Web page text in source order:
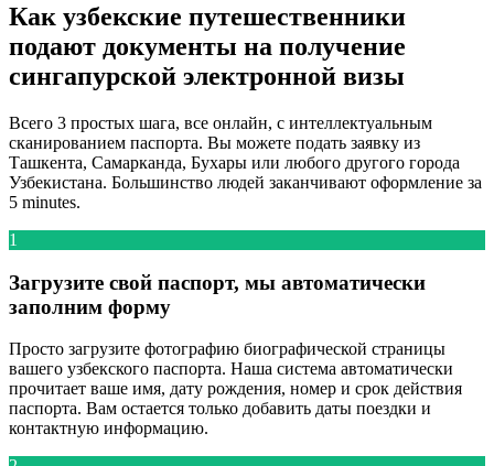
Как узбекские путешественники
подают документы на получение
сингапурской электронной визы
Всего 3 простых шага, все онлайн, с интеллектуальным
сканированием паспорта. Вы можете подать заявку из
Ташкента, Самарканда, Бухары или любого другого города
Узбекистана. Большинство людей заканчивают оформление за
5 minutes.
1
Загрузите свой паспорт, мы автоматически
заполним форму
Просто загрузите фотографию биографической страницы
вашего узбекского паспорта. Наша система автоматически
прочитает ваше имя, дату рождения, номер и срок действия
паспорта. Вам остается только добавить даты поездки и
контактную информацию.